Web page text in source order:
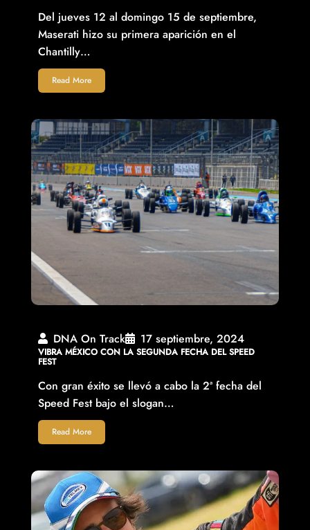
Del jueves 12 al domingo 15 de septiembre,
Maserati hizo su primera aparición en el
Chantilly…
Read More
DNA On Track 17 septiembre, 2024
VIBRA MÉXICO CON LA SEGUNDA FECHA DEL SPEED
FEST
Con gran éxito se llevó a cabo la 2ª fecha del
Speed Fest bajo el slogan…
Read More